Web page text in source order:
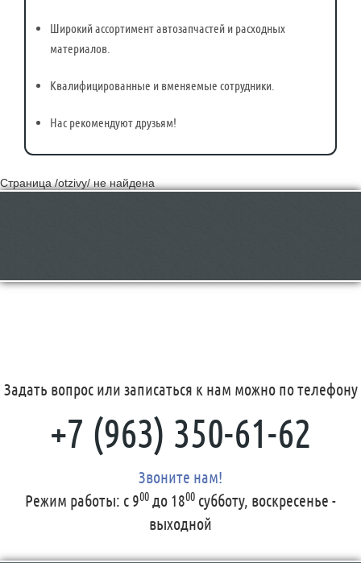
Широкий ассортимент автозапчастей и расходных
материалов.
Квалифицированные и вменяемые сотрудники.
Нас рекомендуют друзьям!
Страница /otzivy/ не найдена
Задать вопрос или записаться к нам можно по телефону
+7 (963) 350-61-62
Звоните нам!
Режим работы: с 900 до 1800 субботу, воскресенье -
выходной